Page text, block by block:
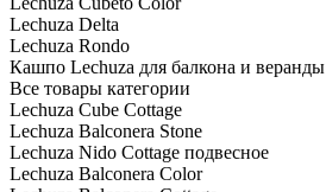
Lechuza Delta
Lechuza Rondo
Кашпо Lechuza для балкона и веранды
Все товары категории
Lechuza Cube Cottage
Lechuza Balconera Stone
Lechuza Nido Cottage подвесное
Lechuza Balconera Color